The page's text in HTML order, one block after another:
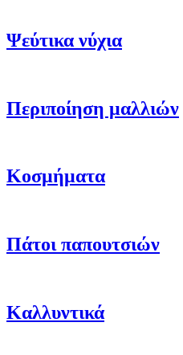
Ψεύτικα νύχια
Περιποίηση μαλλιών
Κοσμήματα
Πάτοι παπουτσιών
Καλλυντικά